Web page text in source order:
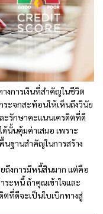
งการเงินที่สำคัญในชีวิต
ระจกสะท้อนให้เห็นถึงวินัย
ะรักษาคะแนนเครดิตที่ดี
นั้นคุ้มค่าเสมอ เพราะ
ฐานสำคัญในการสร้าง
ถึงการมีหนี้สินมาก แต่คือ
ระหนี้ ถ้าคุณเข้าใจและ
ที่ดีจะเป็นใบเบิกทางสู่